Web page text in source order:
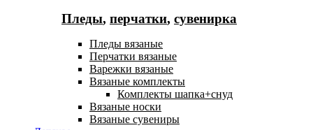
Пледы, перчатки, сувенирка
Пледы вязаные
Перчатки вязаные
Варежки вязаные
Вязаные комплекты
Комплекты шапка+снуд
Вязаные носки
Вязаные сувениры